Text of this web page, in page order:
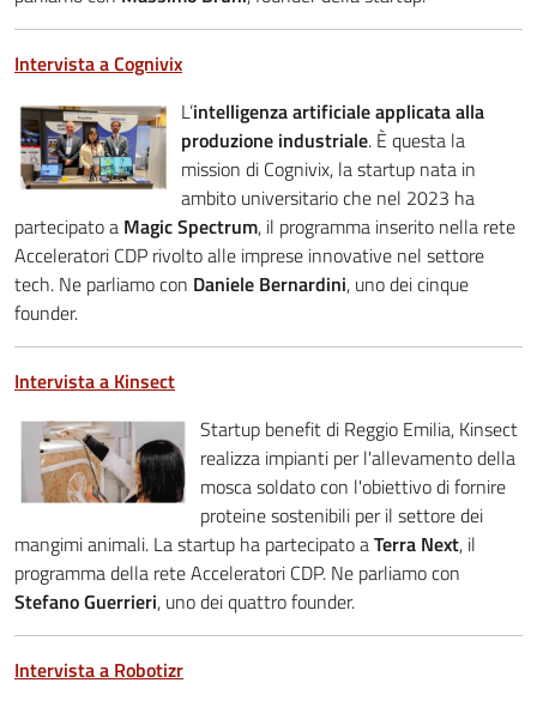
Intervista a Cognivix
L’intelligenza artificiale applicata alla
produzione industriale. È questa la
mission di Cognivix, la startup nata in
ambito universitario che nel 2023 ha
partecipato a Magic Spectrum, il programma inserito nella rete
Acceleratori CDP rivolto alle imprese innovative nel settore
tech. Ne parliamo con Daniele Bernardini, uno dei cinque
founder.
Intervista a Kinsect
Startup benefit di Reggio Emilia, Kinsect
realizza impianti per l'allevamento della
mosca soldato con l'obiettivo di fornire
proteine sostenibili per il settore dei
mangimi animali. La startup ha partecipato aTerra Next, il
programma della rete Acceleratori CDP. Ne parliamo con
Stefano Guerrieri, uno dei quattro founder.
Intervista a Robotizr